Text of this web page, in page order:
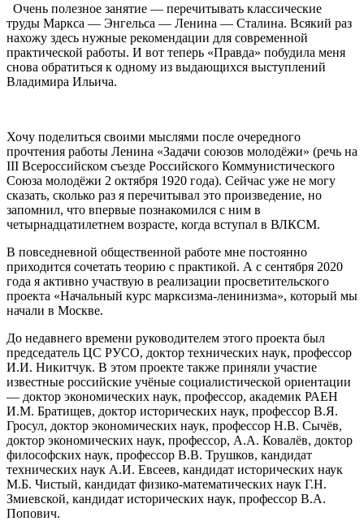
Очень полезное занятие — перечитывать классические
труды Маркса — Энгельса — Ленина — Сталина. Всякий раз
нахожу здесь нужные рекомендации для современной
практической работы. И вот теперь «Правда» побудила меня
снова обратиться к одному из выдающихся выступлений
Владимира Ильича.
Хочу поделиться своими мыслями после очередного
прочтения работы Ленина «Задачи союзов молодёжи» (речь на
III Всероссийском съезде Российского Коммунистического
Союза молодёжи 2 октября 1920 года). Сейчас уже не могу
сказать, сколько раз я перечитывал это произведение, но
запомнил, что впервые познакомился с ним в
четырнадцатилетнем возрасте, когда вступал в ВЛКСМ.
В повседневной общественной работе мне постоянно
приходится сочетать теорию с практикой. А с сентября 2020
года я активно участвую в реализации просветительского
проекта «Начальный курс марксизма-ленинизма», который мы
начали в Москве.
До недавнего времени руководителем этого проекта был
председатель ЦС РУСО, доктор технических наук, профессор
И.И. Никитчук. В этом проекте также приняли участие
известные российские учёные социалистической ориентации
— доктор экономических наук, профессор, академик РАЕН
И.М. Братищев, доктор исторических наук, профессор В.Я.
Гросул, доктор экономических наук, профессор Н.В. Сычёв,
доктор экономических наук, профессор, А.А. Ковалёв, доктор
философских наук, профессор В.В. Трушков, кандидат
технических наук А.И. Евсеев, кандидат исторических наук
М.Б. Чистый, кандидат физико-математических наук Г.Н.
Змиевской, кандидат исторических наук, профессор В.А.
Попович.